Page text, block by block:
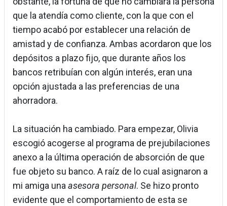
que la atendía como cliente, con la que con el
tiempo acabó por establecer una relación de
amistad y de confianza. Ambas acordaron que los
depósitos a plazo fijo, que durante años los
bancos retribuían con algún interés, eran una
opción ajustada a las preferencias de una
ahorradora.
La situación ha cambiado. Para empezar, Olivia
escogió acogerse al programa de prejubilaciones
anexo a la última operación de absorción de que
fue objeto su banco. A raíz de lo cual asignaron a
mi amiga unaasesora personal. Se hizo pronto
evidente que el comportamiento de esta se